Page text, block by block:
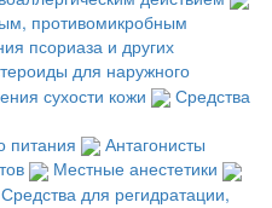
противомикробным
псориаза и других
для наружного
сухости кожи
Средства
питания
Антагонисты
Местные анестетики
Средства для регидратации,